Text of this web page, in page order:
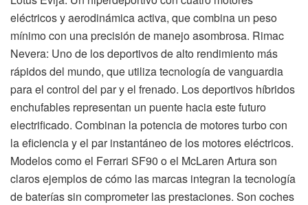
eléctricos y aerodinámica activa, que combina un peso
mínimo con una precisión de manejo asombrosa. Rimac
Nevera: Uno de los deportivos de alto rendimiento más
rápidos del mundo, que utiliza tecnología de vanguardia
para el control del par y el frenado. Los deportivos híbridos
enchufables representan un puente hacia este futuro
electrificado. Combinan la potencia de motores turbo con
la eficiencia y el par instantáneo de los motores eléctricos.
Modelos como el Ferrari SF90 o el McLaren Artura son
claros ejemplos de cómo las marcas integran la tecnología
de baterías sin comprometer las prestaciones. Son coches